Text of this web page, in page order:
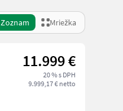
Zoznam Mriežka
11.999 €
20 % s DPH
9.999,17 € netto